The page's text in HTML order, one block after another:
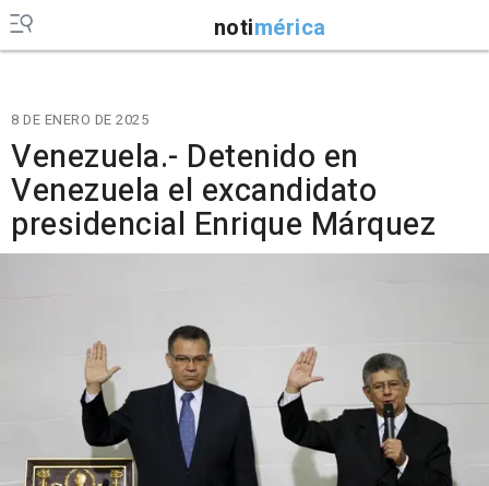
notimérica
8 DE ENERO DE 2025
Venezuela.- Detenido en
Venezuela el excandidato
presidencial Enrique Márquez